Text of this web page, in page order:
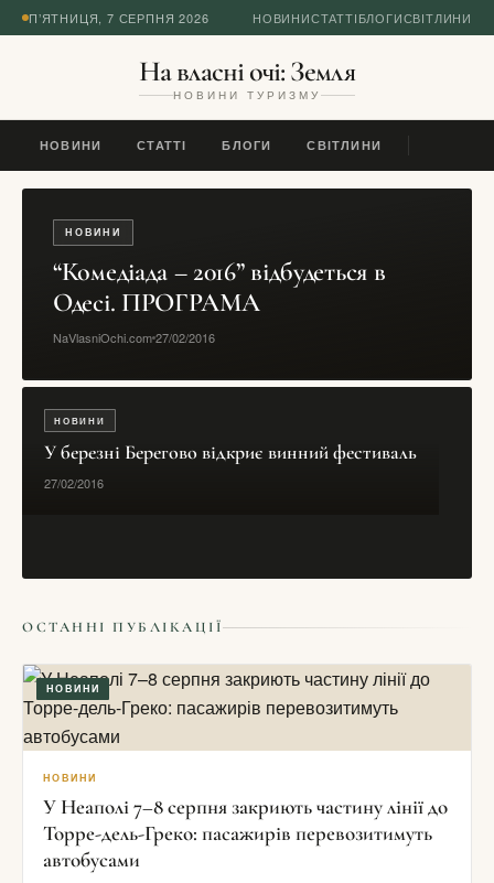
П’ЯТНИЦЯ, 7 СЕРПНЯ 2026 НОВИНИСТАТТІБЛОГИСВІТЛИНИ
На власні очі: Земля
НОВИНИ ТУРИЗМУ
НОВИНИ СТАТТІ БЛОГИ СВІТЛИНИ
НОВИНИ
“Комедіада – 2016” відбудеться в
Одесі. ПРОГРАМА
NaVlasniOchi.com27/02/2016
НОВИНИ
У березні Берегово відкриє винний фестиваль
27/02/2016
27/02/2016
ОСТАННІ ПУБЛІКАЦІЇ
НОВИНИ
НОВИНИ
У Неаполі 7–8 серпня закриють частину лінії до
Торре-дель-Греко: пасажирів перевозитимуть
автобусами